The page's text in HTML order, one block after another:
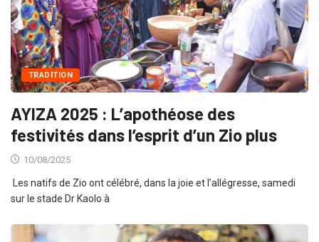
TRADITION
AYIZA 2025 : L’apothéose des
festivités dans l’esprit d’un Zio plus
10/08/2025
Les natifs de Zio ont célébré, dans la joie et l’allégresse, samedi
sur le stade Dr Kaolo à